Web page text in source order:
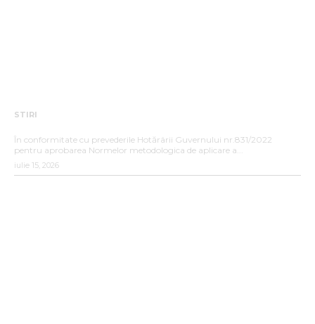
STIRI
În conformitate cu prevederile Hotărârii Guvernului nr.831/2022
pentru aprobarea Normelor metodologica de aplicare a...
iulie 15, 2026